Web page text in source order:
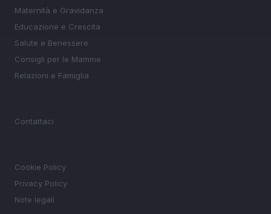
Maternità e Gravidanza
Educazione e Crescita
Salute e Benessere
Consigli per le Mamme
Relazioni e Famiglia
Contattaci
Cookie Policy
Privacy Policy
Note legali